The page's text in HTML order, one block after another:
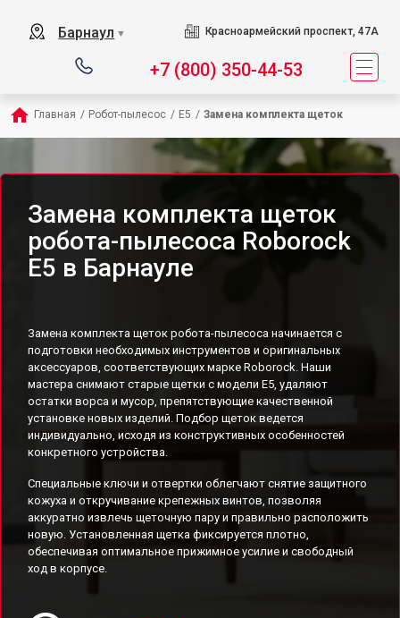
Барнаул ▼ Красноармейский проспект, 47А
+7 (800) 350-44-53
Главная / Робот-пылесос / E5 / Замена комплекта щеток
Замена комплекта щеток
робота-пылесоса Roborock
E5 в Барнауле
Замена комплекта щеток робота-пылесоса начинается с
подготовки необходимых инструментов и оригинальных
аксессуаров, соответствующих марке Roborock. Наши
мастера снимают старые щетки с модели E5, удаляют
остатки ворса и мусор, препятствующие качественной
установке новых изделий. Подбор щеток ведется
индивидуально, исходя из конструктивных особенностей
конкретного устройства.
Специальные ключи и отвертки облегчают снятие защитного
кожуха и откручивание крепежных винтов, позволяя
аккуратно извлечь щеточную пару и правильно расположить
новую. Установленная щетка фиксируется плотно,
обеспечивая оптимальное прижимное усилие и свободный
ход в корпусе.